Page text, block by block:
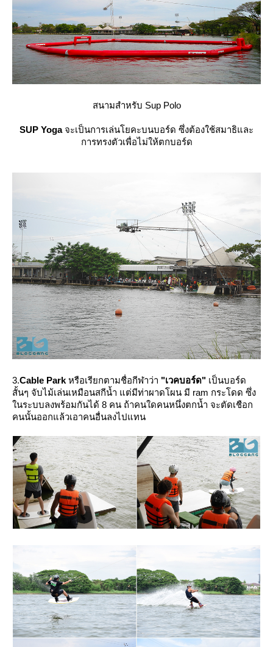
สนามสำหรับ Sup Polo
SUP Yogaจะเป็นการเล่นโยคะบนบอร์ด ซึ่งต้องใช้สมาธิและ
การทรงตัวเพื่อไม่ให้ตกบอร์ด
3.Cable Park หรือเรียกตามชื่อกีฬาว่า "เวคบอร์ด" เป็นบอร์ด
สั้นๆ จับไม้เล่นเหมือนสกีน้ำ แต่มีท่าผาดโผน มี ram กระโดด ซึ่ง
นระบบลงพร้อมกันได้ 8 คน ถ้าคนใดคนหนึ่งตกน้ำ จะตัดเชือก
คนนั้นออกแล้วเอาคนอื่นลงไปแทน